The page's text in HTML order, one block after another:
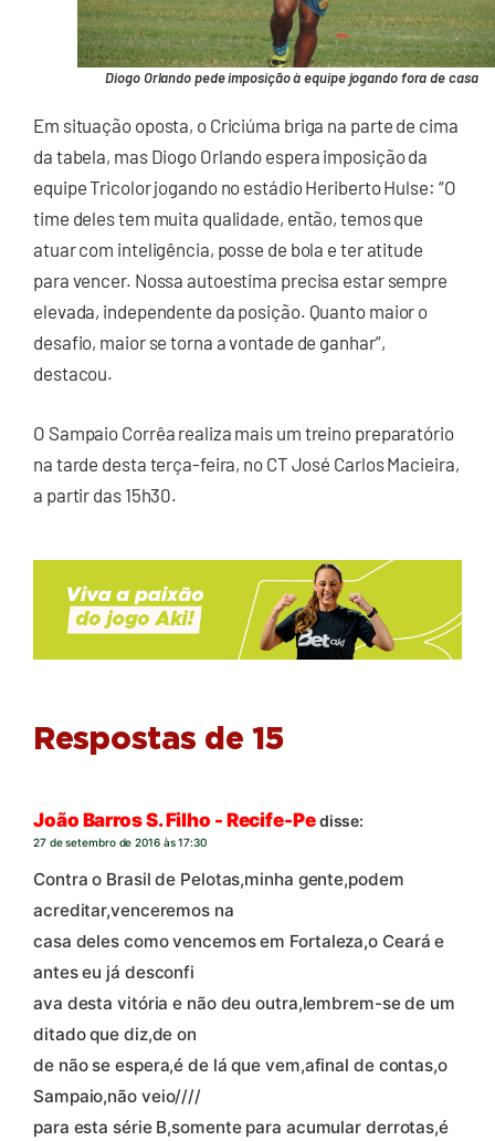
Diogo Orlando pede imposição à equipe jogando fora de casa
Em situação oposta, o Criciúma briga na parte de cima
da tabela, mas Diogo Orlando espera imposição da
equipe Tricolor jogando no estádio Heriberto Hulse: “O
time deles tem muita qualidade, então, temos que
atuar com inteligência, posse de bola e ter atitude
para vencer. Nossa autoestima precisa estar sempre
elevada, independente da posição. Quanto maior o
desafio, maior se torna a vontade de ganhar”,
destacou.
O Sampaio Corrêa realiza mais um treino preparatório
na tarde desta terça-feira, no CT José Carlos Macieira,
a partir das 15h30.
Respostas de 15
João Barros S. Filho - Recife-Pedisse:
27 de setembro de 2016 às 17:30
Contra o Brasil de Pelotas,minha gente,podem
acreditar,venceremos na
casa deles como vencemos em Fortaleza,o Ceará e
antes eu já desconfi
ava desta vitória e não deu outra,lembrem-se de um
ditado que diz,de on
de não se espera,é de lá que vem,afinal de contas,o
Sampaio,não veio////
para esta série B,somente para acumular derrotas,é